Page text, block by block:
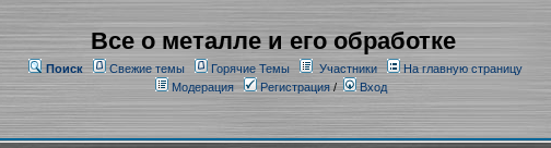
Все о металле и его обработке
Поиск Свежие темы Горячие Темы Участники
На главную страницу
Модерация
Регистрация/ Вход